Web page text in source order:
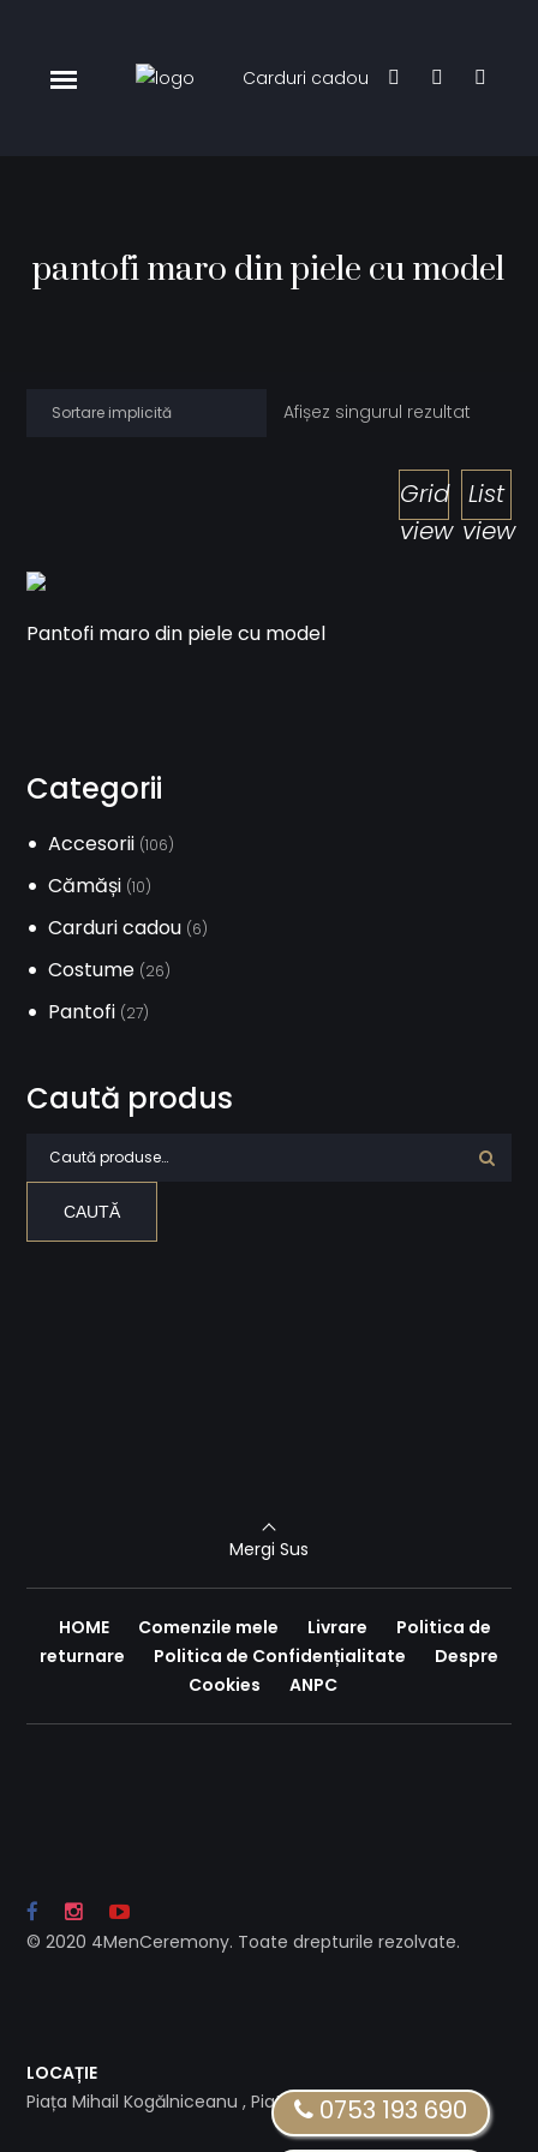
Carduri cadou
pantofi maro din piele cu model
Afișez singurul rezultat
Grid
view
List
view
Pantofi maro din piele cu model
Categorii
Accesorii (106)
Cămăși (10)
Carduri cadou (6)
Costume (26)
Pantofi (27)
Caută produs
Caută după:
CAUTĂ
Mergi Sus
HOME Comenzile mele Livrare
Politica de
returnare
Politica de Confidențialitate
Despre
Cookies
ANPC
0753 193 690
© 2020 4MenCeremony. Toate drepturile rezolvate.
LOCAȚIE
Piața Mihail Kogălniceanu , Piatra Neamț